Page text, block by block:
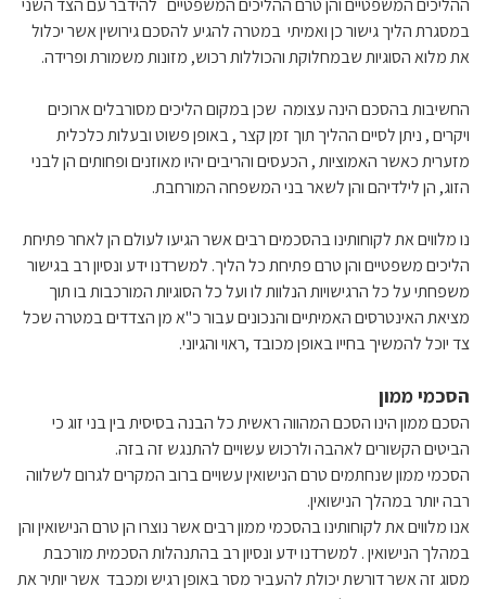
ההליכים המשפטיים והן טרם ההליכים המשפטיים להידבר עם הצד השני
במסגרת הליך גישור כן ואמיתי במטרה להגיע להסכם גירושין אשר יכלול
את מלוא הסוגיות שבמחלוקת והכוללות רכוש, מזונות משמורת ופרידה.
החשיבות בהסכם הינה עצומה שכן במקום הליכים מסורבלים ארוכים
ויקרים , ניתן לסיים ההליך תוך זמן קצר , באופן פשוט ובעלות כלכלית
מזערית כאשר האמוציות , הכעסים והריבים יהיו מאוזנים ופחותים הן לבני
הזוג, הן לילדיהם והן לשאר בני המשפחה המורחבת.
נו מלווים את לקוחותינו בהסכמים רבים אשר הגיעו לעולם הן לאחר פתיחת
הליכים משפטיים והן טרם פתיחת כל הליך. למשרדנו ידע ונסיון רב בגישור
משפחתי על כל הרגישויות הנלוות לו ועל כל הסוגיות המורכבות בו תוך
מציאת האינטרסים האמיתיים והנכונים עבור כ"א מן הצדדים במטרה שכל
צד יוכל להמשיך בחייו באופן מכובד ,ראוי והגיוני.
הסכמי ממון
הסכם ממון הינו הסכם המהווה ראשית כל הבנה בסיסית בין בני זוג כי
הביטים הקשורים לאהבה ולרכוש עשויים להתנגש זה בזה.
הסכמי ממון שנחתמים טרם הנישואין עשויים ברוב המקרים לגרום לשלווה
רבה יותר במהלך הנישואין.
אנו מלווים את לקוחותינו בהסכמי ממון רבים אשר נוצרו הן טרם הנישואין והן
במהלך הנישואין . למשרדנו ידע ונסיון רב בהתנהלות הסכמית מורכבת
מסוג זה אשר דורשת יכולת להעביר מסר באופן רגיש ומכבד אשר יותיר את